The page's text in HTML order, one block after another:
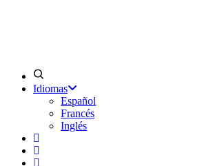
Idiomas
Español
Francés
Inglés